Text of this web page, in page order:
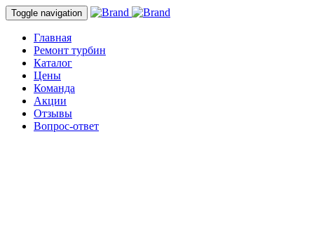
Toggle navigation
Главная
Ремонт турбин
Каталог
Цены
Команда
Акции
Отзывы
Вопрос-ответ